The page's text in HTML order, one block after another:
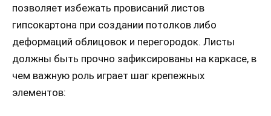
позволяет избежать провисаний листов
гипсокартона при создании потолков либо
деформаций облицовок и перегородок. Листы
должны быть прочно зафиксированы на каркасе, в
чем важную роль играет шаг крепежных
элементов: